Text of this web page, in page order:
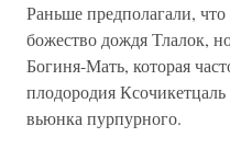
Раньше предполагали,
божество дождя Тлалок,
Богиня-Мать, которая
плодородия
вьюнка пурпурного.